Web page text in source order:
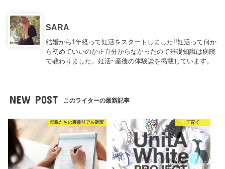
SARA
結婚から1年経って妊活をスタートしました!!妊活って何か
ら初めていいのか正直分からなかったので基礎知識は病院
で教わりました。妊活~産後の体験談を掲載しています。
NEW POST このライターの最新記事
母親たちの裏側リアル調査 子育て